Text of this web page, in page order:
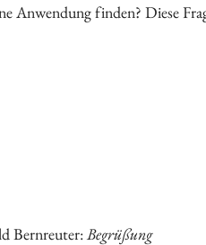
Anwendung finden? Diese
Bernreuter:Begrüßung